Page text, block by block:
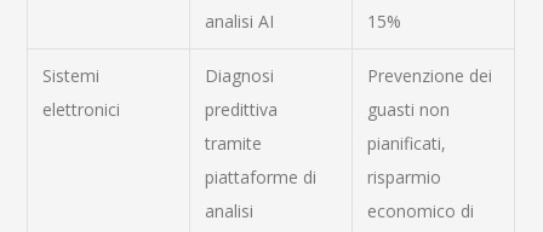
analisi AI
15%
Sistemi
elettronici
Diagnosi
predittiva
tramite
piattaforme di
analisi
Prevenzione dei
guasti non
pianificati,
risparmio
economico di